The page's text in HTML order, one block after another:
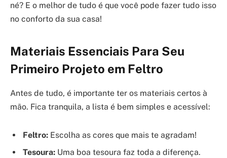
né? E o melhor de tudo é que você pode fazer tudo isso
no conforto da sua casa!
Materiais Essenciais Para Seu
Primeiro Projeto em Feltro
Antes de tudo, é importante ter os materiais certos à
mão. Fica tranquila, a lista é bem simples e acessível:
Feltro: Escolha as cores que mais te agradam!
Tesoura: Uma boa tesoura faz toda a diferença.